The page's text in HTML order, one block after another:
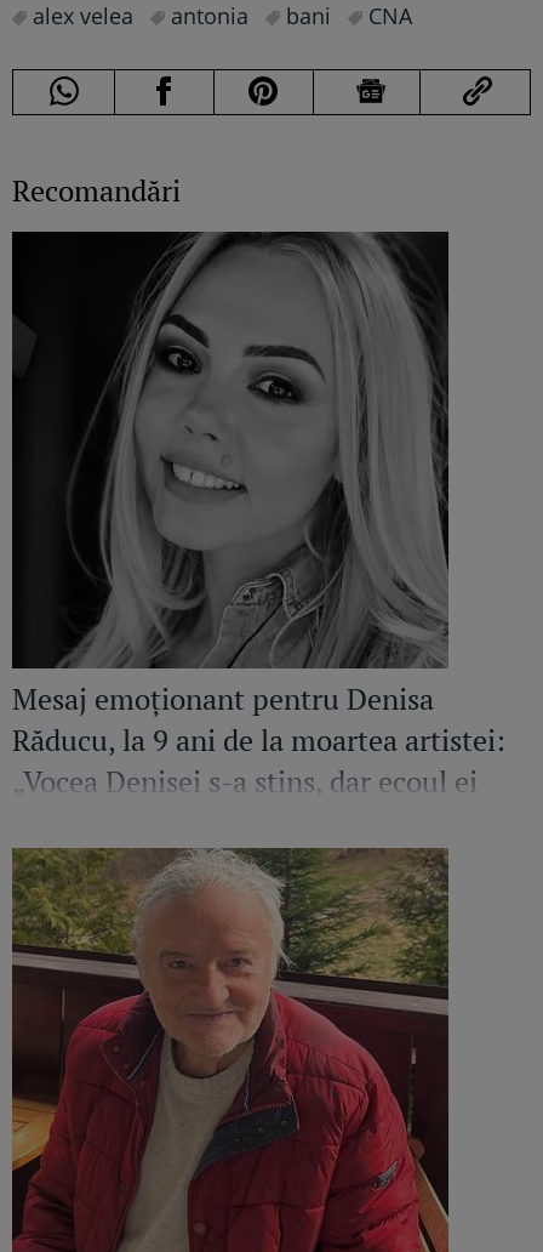
alex velea antonia bani CNA
Recomandări
Mesaj emoționant pentru Denisa
Răducu, la 9 ani de la moartea artistei:
„Vocea Denisei s-a stins, dar ecoul ei